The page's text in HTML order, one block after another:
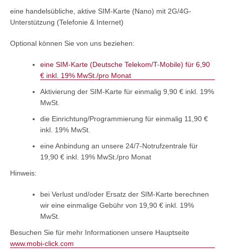
eine handelsübliche, aktive SIM-Karte (Nano) mit 2G/4G-
Unterstützung (Telefonie & Internet)
Optional können Sie von uns beziehen:
eine SIM-Karte (Deutsche Telekom/T-Mobile) für 6,90
€ inkl. 19% MwSt./pro Monat
Aktivierung der SIM-Karte für einmalig 9,90 € inkl. 19%
MwSt.
die Einrichtung/Programmierung für einmalig 11,90 €
inkl. 19% MwSt.
eine Anbindung an unsere 24/7-Notrufzentrale für
19,90 € inkl. 19% MwSt./pro Monat
Hinweis:
bei Verlust und/oder Ersatz der SIM-Karte berechnen
wir eine einmalige Gebühr von 19,90 € inkl. 19%
MwSt.
Besuchen Sie für mehr Informationen unsere Hauptseite
www.mobi-click.com